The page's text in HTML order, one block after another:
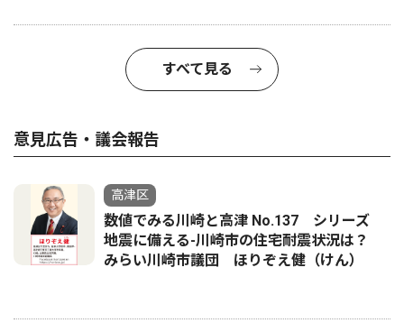
すべて見る
意見広告・議会報告
高津区
数値でみる川崎と高津 No.137 シリーズ
地震に備える-川崎市の住宅耐震状況は？
みらい川崎市議団 ほりぞえ健（けん）